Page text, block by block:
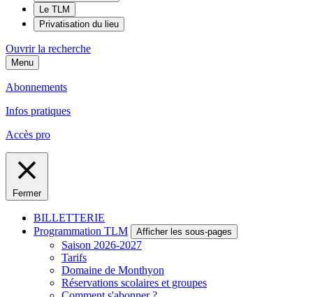
Le TLM
Privatisation du lieu
Ouvrir la recherche
Menu
Abonnements
Infos pratiques
Accès pro
Fermer
BILLETTERIE
Programmation TLM
Afficher les sous-pages
Saison 2026-2027
Tarifs
Domaine de Monthyon
Réservations scolaires et groupes